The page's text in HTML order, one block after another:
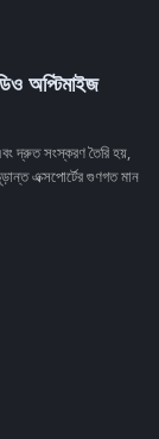
অপ্টিমাইজ
দ্রুত সংস্করণ তৈরি হয়,
এক্সপোর্টের গুণগত মান